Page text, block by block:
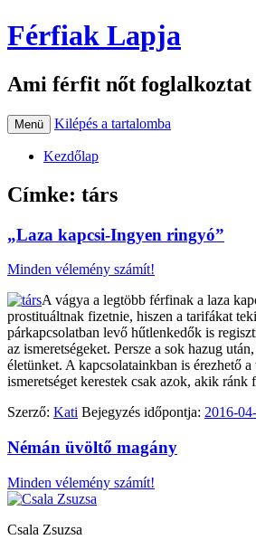
Férfiak Lapja
Ami férfit nőt foglalkoztat
Menü Kilépés a tartalomba
Kezdőlap
Címke: társ
„Laza kapcsi-Ingyen ringyó”
Minden vélemény számít!
A vágya a legtöbb férfinak a laza
prostituáltnak fizetnie, hiszen a tarifákat
párkapcsolatban levő hűtlenkedők is
az ismeretségeket. Persze a sok hazug
életünket. A kapcsolatainkban is érezhető
ismeretséget kerestek csak azok, akik
Szerző: Kati Bejegyzés időpontja: 2016-
Némán üvöltő magány
Minden vélemény számít!
Csala Zsuzsa